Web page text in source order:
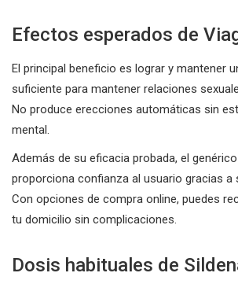
Efectos esperados de
El principal beneficio es lograr y mantener
suficiente para mantener relaciones
No produce erecciones automáticas sin
mental.
Además de su eficacia probada, el
proporciona confianza al usuario gracias a
Con opciones de compra online, puedes
tu domicilio sin complicaciones.
Dosis habituales de